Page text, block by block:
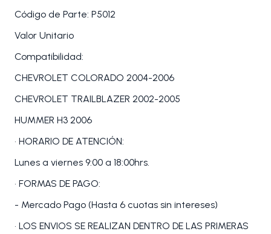
Código de Parte: P5012
Valor Unitario
Compatibilidad:
CHEVROLET COLORADO 2004-2006
CHEVROLET TRAILBLAZER 2002-2005
HUMMER H3 2006
• HORARIO DE ATENCIÓN:
Lunes a viernes 9:00 a 18:00hrs.
• FORMAS DE PAGO:
- Mercado Pago (Hasta 6 cuotas sin intereses)
• LOS ENVIOS SE REALIZAN DENTRO DE LAS PRIMERAS